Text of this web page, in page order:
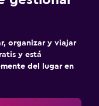
organizar y viajar
y está
del lugar en